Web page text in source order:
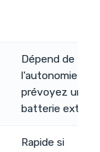
Dépend de
l'autonomie —
prévoyez une
batterie
Rapide si